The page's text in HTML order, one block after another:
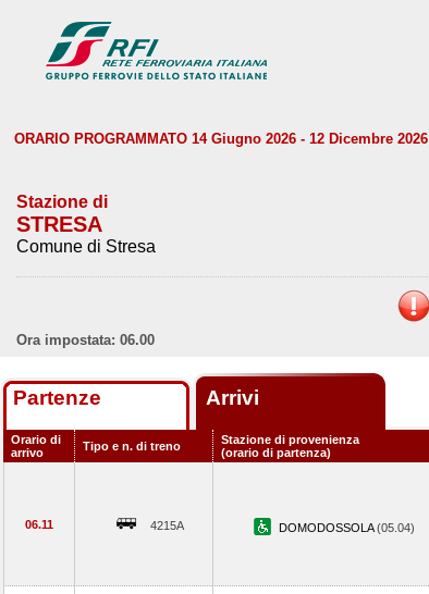
ORARIO PROGRAMMATO 14 Giugno 2026 - 12 Dicembre 2026
Stazione di
STRESA
Comune di Stresa
Ora impostata: 06.00
Partenze Arrivi
Orario di
arrivo
Tipo e n. di treno
Stazione di provenienza
(orario di partenza)
06.11 4215A DOMODOSSOLA(05.04)